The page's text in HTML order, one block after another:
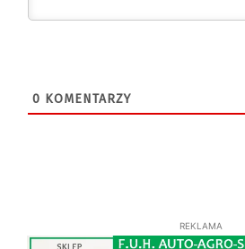
0 KOMENTARZY
REKLAMA